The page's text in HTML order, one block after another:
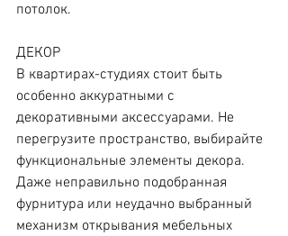
потолок.
ДЕКОР
В квартирах-студиях стоит быть
особенно аккуратными с
декоративными аксессуарами. Не
перегрузите пространство, выбирайте
функциональные элементы декора.
Даже неправильно подобранная
фурнитура или неудачно выбранный
механизм открывания мебельных